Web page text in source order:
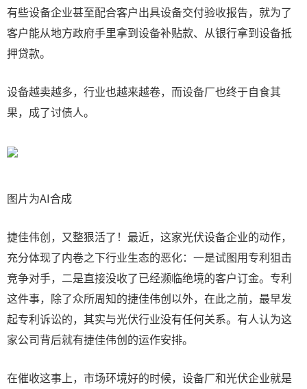
有些设备企业甚至配合客户出具设备交付验收报告，就为了
客户能从地方政府手里拿到设备补贴款、从银行拿到设备抵
押贷款。
设备越卖越多，行业也越来越卷，而设备厂也终于自食其
果，成了讨债人。
图片为AI合成
捷佳伟创，又整狠活了！最近，这家光伏设备企业的动作，
充分体现了内卷之下行业生态的恶化：一是试图用专利狙击
竞争对手，二是直接没收了已经濒临绝境的客户订金。专利
这件事，除了众所周知的捷佳伟创以外，在此之前，最早发
起专利诉讼的，其实与光伏行业没有任何关系。有人认为这
家公司背后就有捷佳伟创的运作安排。
在催收这事上，市场环境好的时候，设备厂和光伏企业就是